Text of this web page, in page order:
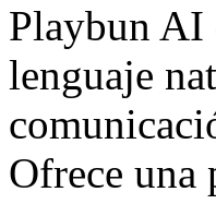
Playbun AI
lenguaje
Ofrece una